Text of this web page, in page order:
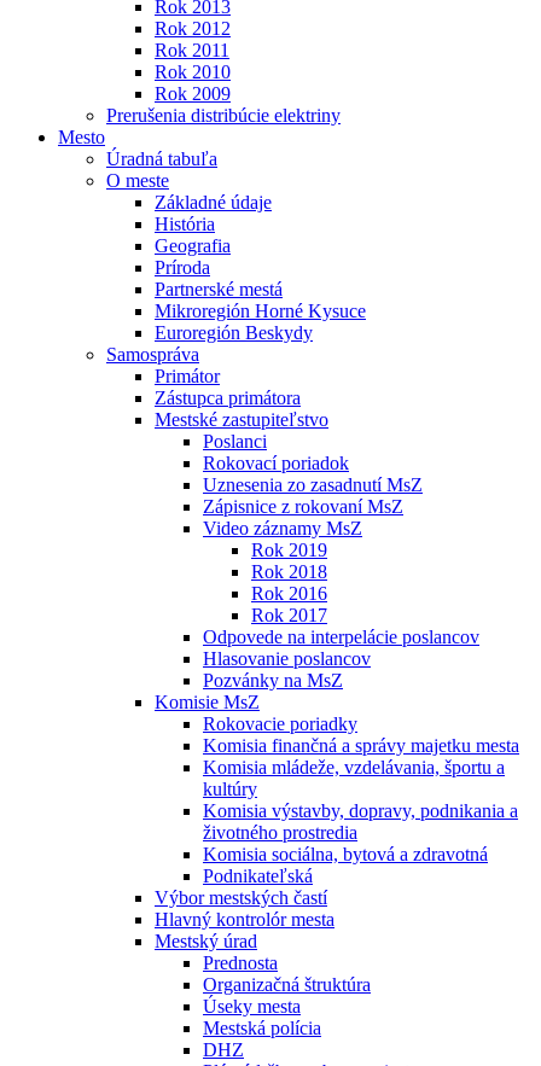
Rok 2013
Rok 2012
Rok 2011
Rok 2010
Rok 2009
Prerušenia distribúcie elektriny
Mesto
Úradná tabuľa
O meste
Základné údaje
História
Geografia
Príroda
Partnerské mestá
Mikroregión Horné Kysuce
Euroregión Beskydy
Samospráva
Primátor
Zástupca primátora
Mestské zastupiteľstvo
Poslanci
Rokovací poriadok
Uznesenia zo zasadnutí MsZ
Zápisnice z rokovaní MsZ
Video záznamy MsZ
Rok 2019
Rok 2018
Rok 2016
Rok 2017
Odpovede na interpelácie poslancov
Hlasovanie poslancov
Pozvánky na MsZ
Komisie MsZ
Rokovacie poriadky
Komisia finančná a správy majetku mesta
Komisia mládeže, vzdelávania, športu a
kultúry
Komisia výstavby, dopravy, podnikania a
životného prostredia
Komisia sociálna, bytová a zdravotná
Podnikateľská
Výbor mestských častí
Hlavný kontrolór mesta
Mestský úrad
Prednosta
Organizačná štruktúra
Úseky mesta
Mestská polícia
DHZ